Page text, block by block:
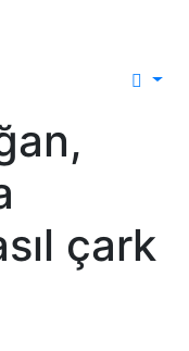
çark